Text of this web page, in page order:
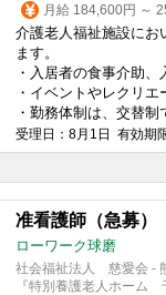
月給 184,600円 ～
介護老人福祉施設にお
ます。
・入居者の食事介助、
・イベントやレクリエ
・勤務体制は、交替
受理日：8月1日 有効期
准看護師（急募）
ローワーク球磨
社会福祉法人 慈愛会 -
『特別養護老人ホーム